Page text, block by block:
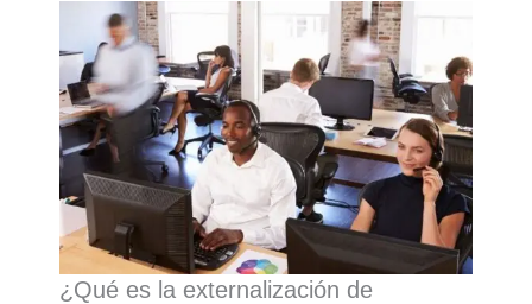
¿Qué es la externalización de